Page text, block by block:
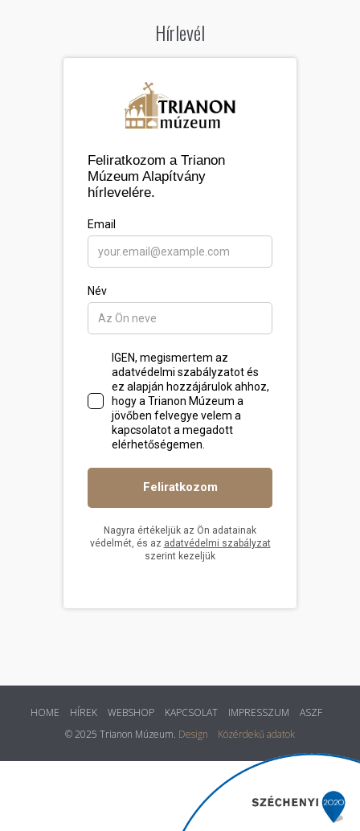
Hírlevél
HOME HÍREK WEBSHOP KAPCSOLAT IMPRESSZUM
ASZF
© 2025 Trianon Múzeum. Design Közérdekű adatok